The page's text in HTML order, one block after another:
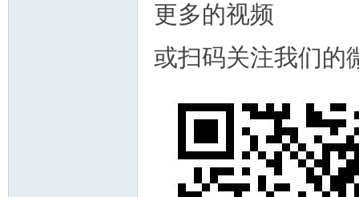
更多的视频
或扫码关注我们的